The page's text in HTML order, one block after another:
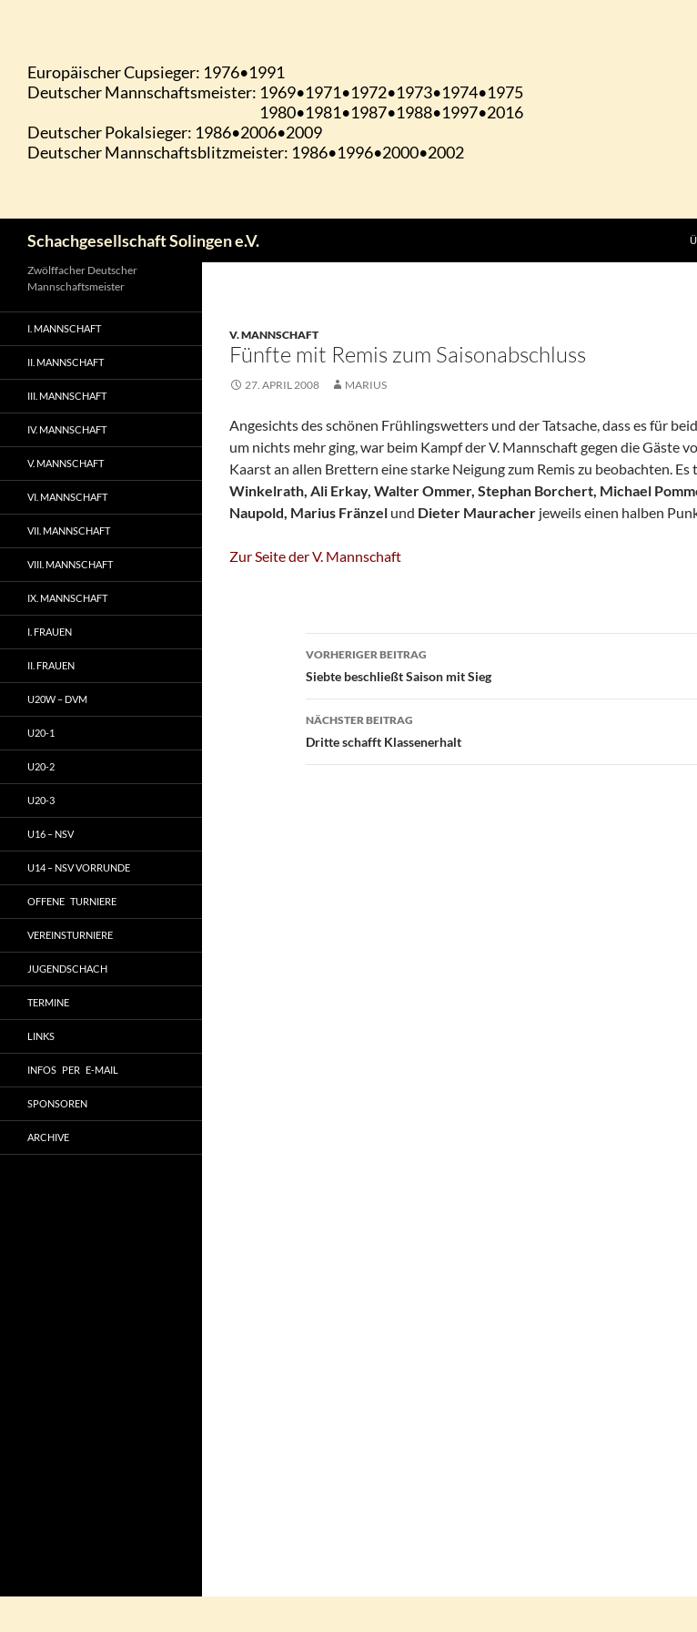
Schachgesellschaft Solingen e.V.
V. MANNSCHAFT
Fünfte mit Remis zum Saisonabschluss
27. APRIL 2008 MARIUS
Angesichts des schönen Frühlingswetters und der Tatsache, dass es für
um nichts mehr ging, war beim Kampf der V. Mannschaft gegen die Gäste
Kaarst an allen Brettern eine starke Neigung zum Remis zu beobachten. Es
Winkelrath, Ali Erkay, Walter Ommer, Stephan Borchert, Michael
Naupold, Marius Fränzel und Dieter Mauracher jeweils einen halben
Zur Seite der V. Mannschaft
Beitragsnavigation
VORHERIGER BEITRAG
Siebte beschließt Saison mit Sieg
NÄCHSTER BEITRAG
Dritte schafft Klassenerhalt
Zwölffacher Deutscher
Mannschaftsmeister
I. MANNSCHAFT
II. MANNSCHAFT
III. MANNSCHAFT
IV. MANNSCHAFT
V. MANNSCHAFT
VI. MANNSCHAFT
VII. MANNSCHAFT
VIII. MANNSCHAFT
IX. MANNSCHAFT
I. FRAUEN
II. FRAUEN
U20W – DVM
U20-1
U20-2
U20-3
U16 – NSV
U14 – NSV VORRUNDE
OFFENE TURNIERE
VEREINSTURNIERE
JUGENDSCHACH
TERMINE
LINKS
INFOS PER E-MAIL
SPONSOREN
ARCHIVE